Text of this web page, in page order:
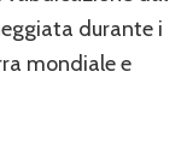
durante i
mondiale e